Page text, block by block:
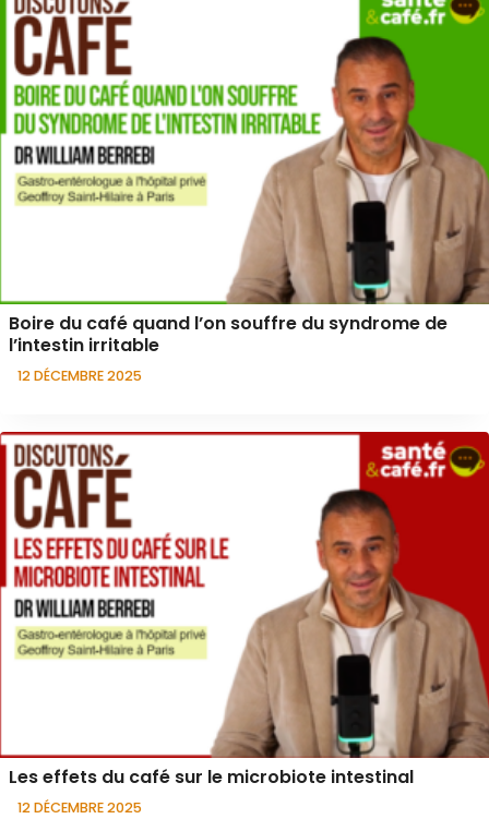
Boire du café quand l’on souffre du syndrome de
l’intestin irritable
12 DÉCEMBRE 2025
Les effets du café sur le microbiote intestinal
12 DÉCEMBRE 2025